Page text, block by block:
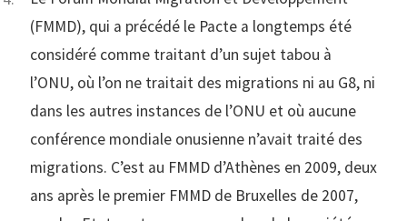
(FMMD), qui a précédé le Pacte a longtemps été
considéré comme traitant d’un sujet tabou à
l’ONU, où l’on ne traitait des migrations ni au G8, ni
dans les autres instances de l’ONU et où aucune
conférence mondiale onusienne n’avait traité des
migrations. C’est au FMMD d’Athènes en 2009, deux
ans après le premier FMMD de Bruxelles de 2007,